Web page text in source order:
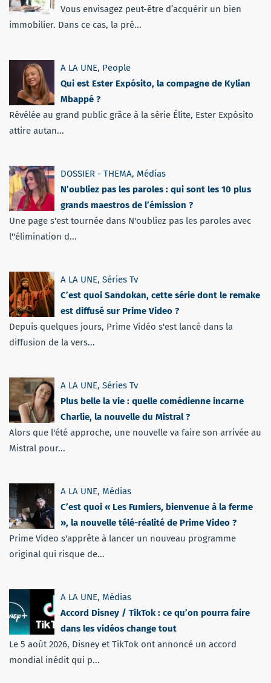
Vous envisagez peut-être d’acquérir un bien
immobilier. Dans ce cas, la pré...
A LA UNE, People
Qui est Ester Expósito, la compagne de Kylian
Mbappé ?
Révélée au grand public grâce à la série Élite, Ester Expósito
attire autan...
DOSSIER - THEMA, Médias
N’oubliez pas les paroles : qui sont les 10 plus
grands maestros de l’émission ?
Une page s'est tournée dans N'oubliez pas les paroles avec
l''élimination d...
A LA UNE, Séries Tv
C’est quoi Sandokan, cette série dont le remake
est diffusé sur Prime Video ?
Depuis quelques jours, Prime Vidéo s'est lancé dans la
diffusion de la vers...
A LA UNE, Séries Tv
Plus belle la vie : quelle comédienne incarne
Charlie, la nouvelle du Mistral ?
Alors que l'été approche, une nouvelle va faire son arrivée au
Mistral pour...
A LA UNE, Médias
C’est quoi « Les Fumiers, bienvenue à la ferme
», la nouvelle télé-réalité de Prime Video ?
Prime Video s'apprête à lancer un nouveau programme
original qui risque de...
A LA UNE, Médias
Accord Disney / TikTok : ce qu’on pourra faire
dans les vidéos change tout
Le 5 août 2026, Disney et TikTok ont annoncé un accord
mondial inédit qui p...